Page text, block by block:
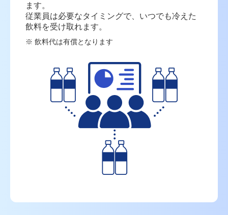
ます。
従業員は必要なタイミングで、いつでも冷えた
飲料を受け取れます。
飲料代は有償となります